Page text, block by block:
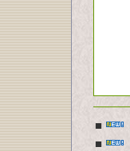
■
■